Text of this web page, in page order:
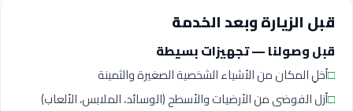
قبل الزيارة وبعد الخدمة
قبل وصولنا — تجهيزات بسيطة
□أخلِ المكان من الأشياء الشخصية الصغيرة والثمينة
□أزل الفوضى من الأرضيات والأسطح (الوسائد، الملابس، الألعاب)